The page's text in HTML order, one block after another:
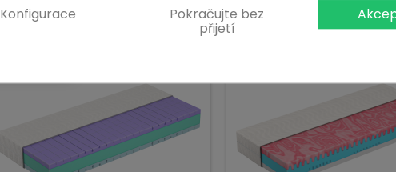
Pokračujte bez
přijetí
Konfigurace